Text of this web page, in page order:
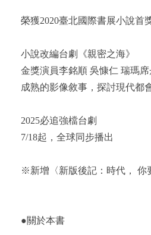
榮獲2020臺北國際書展小說首
小說改編台劇《親密之海》
金獎演員李銘順 吳慷仁 瑞瑪
成熟的影像敘事，探討現代都
2025必追強檔台劇
7/18起，全球同步播出
※新增〈新版後記：時代， 你
●關於本書